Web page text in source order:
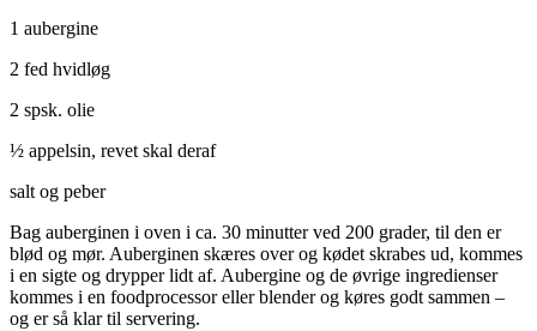
1 aubergine
2 fed hvidløg
2 spsk. olie
½ appelsin, revet skal deraf
salt og peber
Bag auberginen i oven i ca. 30 minutter ved 200 grader, til den er
blød og mør. Auberginen skæres over og kødet skrabes ud, kommes
i en sigte og drypper lidt af. Aubergine og de øvrige ingredienser
kommes i en foodprocessor eller blender og køres godt sammen –
og er så klar til servering.